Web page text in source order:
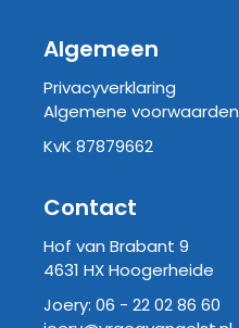
Algemeen
Privacyverklaring
Algemene voorwaarden
KvK 87879662
Contact
Hof van Brabant 9
4631 HX Hoogerheide
Joery: 06 - 22 02 86 60